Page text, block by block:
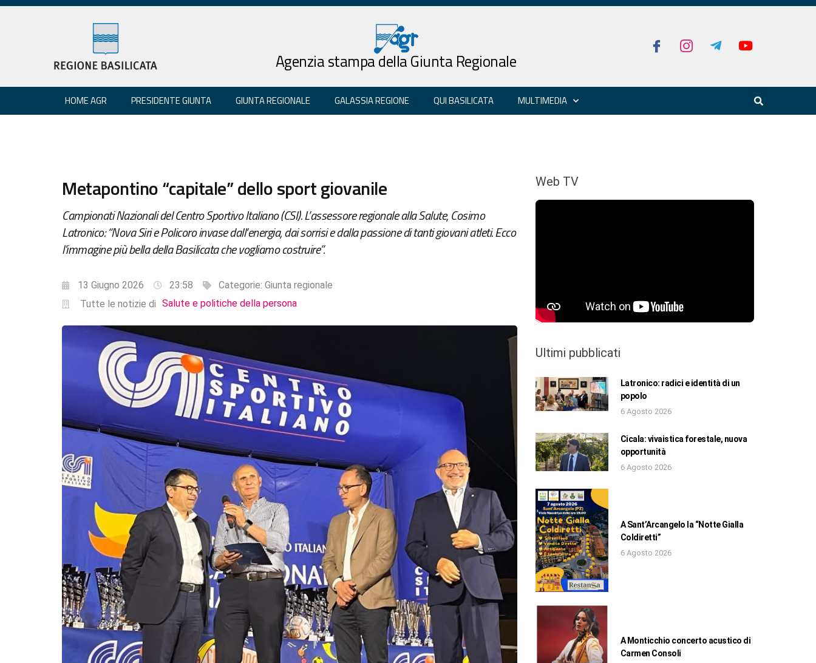
Agenzia stampa della Giunta Regionale
HOME AGR PRESIDENTE GIUNTA GIUNTA REGIONALE GALASSIA REGIONE QUI BASILICATA MULTIMEDIA
Metapontino “capitale” dello sport giovanile
Campionati Nazionali del Centro Sportivo Italiano (CSI). L’assessore regionale alla Salute, Cosimo
Latronico: “Nova Siri e Policoro invase dall’energia, dai sorrisi e dalla passione di tanti giovani atleti. Ecco
l'immagine più bella della Basilicata che vogliamo costruire”.
13 Giugno 2026 23:58 Categorie: Giunta regionale
Tutte le notizie di Salute e politiche della persona
Web TV
Ultimi pubblicati
Latronico: radici e identità di un
popolo
6 Agosto 2026
Cicala: vivaistica forestale, nuova
opportunità
6 Agosto 2026
A Sant’Arcangelo la “Notte Gialla
Coldiretti”
6 Agosto 2026
A Monticchio concerto acustico di
Carmen Consoli